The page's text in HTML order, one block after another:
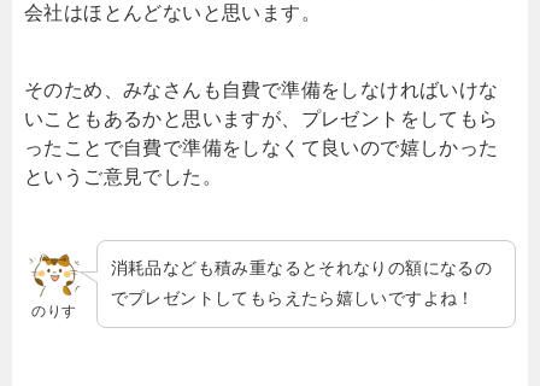
会社はほとんどないと思います。
そのため、みなさんも自費で準備をしなければいけな
いこともあるかと思いますが、プレゼントをしてもら
ったことで自費で準備をしなくて良いので嬉しかった
というご意見でした。
のりす
消耗品なども積み重なるとそれなりの額になるの
でプレゼントしてもらえたら嬉しいですよね！